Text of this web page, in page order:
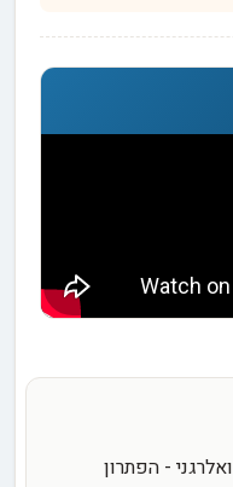
- הפתרון